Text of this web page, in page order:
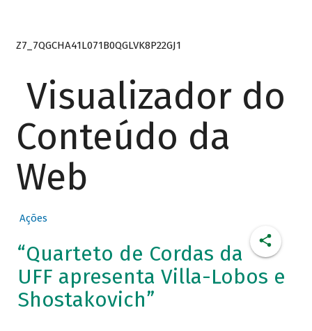
Z7_7QGCHA41L071B0QGLVK8P22GJ1
Visualizador do
Conteúdo da
Web
Ações
“Quarteto de Cordas da
UFF apresenta Villa-Lobos e
Shostakovich”